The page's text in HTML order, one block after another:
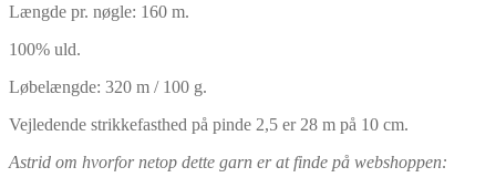
Længde pr. nøgle: 160 m.
100% uld.
Løbelængde: 320 m / 100 g.
Vejledende strikkefasthed på pinde 2,5 er 28 m på 10 cm.
Astrid om hvorfor netop dette garn er at finde på webshoppen: